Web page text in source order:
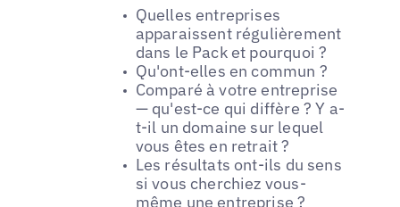
Quelles entreprises
apparaissent régulièrement
dans le Pack et pourquoi ?
Qu'ont-elles en commun ?
Comparé à votre entreprise
— qu'est-ce qui diffère ? Y a-
t-il un domaine sur lequel
vous êtes en retrait ?
Les résultats ont-ils du sens
si vous cherchiez vous-
même une entreprise ?